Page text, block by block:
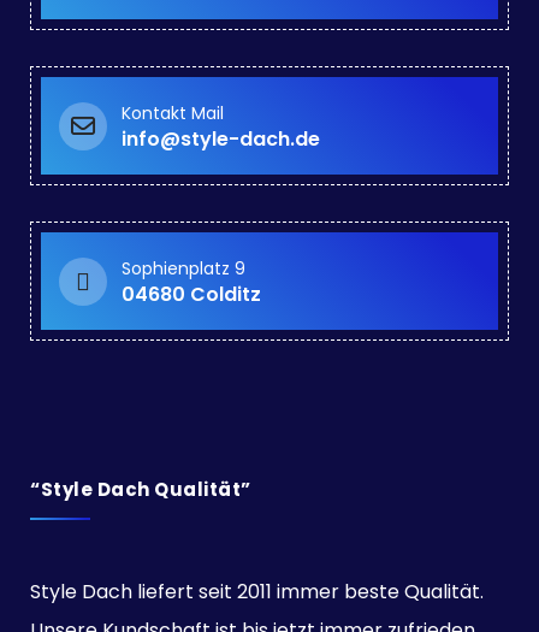
Kontakt Mail
info@style-dach.de
Sophienplatz 9
04680 Colditz
“Style Dach Qualität”
Style Dach liefert seit 2011 immer beste Qualität.